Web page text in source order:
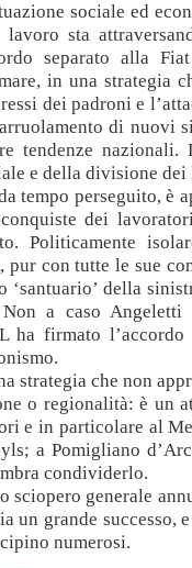
sociale ed
sta
separato alla
in una strategia
dei padroni e
di nuovi
tendenze nazionali.
e della divisione
tempo perseguito, è
dei
Politicamente
pur con tutte le sue
‘santuario’ della
Non a caso
ha firmato
strategia che non
o regionalità: è un
e in particolare al
a Pomigliano
condividerlo.
sciopero generale
un grande successo,
numerosi.